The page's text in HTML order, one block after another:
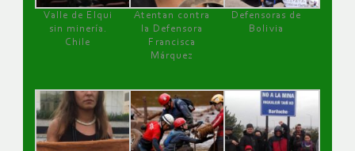
Valle de Elqui
sin minería.
Chile
Atentan contra
la Defensora
Francisca
Márquez
Defensoras de
Bolivia